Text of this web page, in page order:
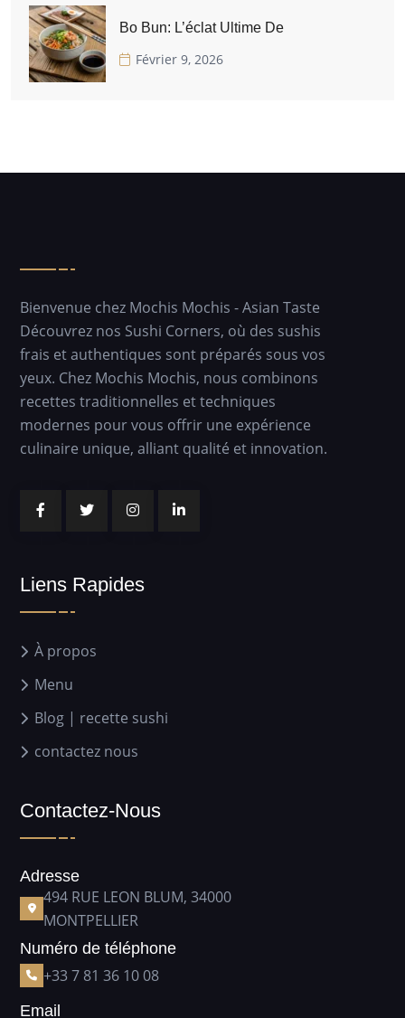
Bo Bun: L’éclat Ultime De
Février 9, 2026
Bienvenue chez Mochis Mochis - Asian Taste
Découvrez nos Sushi Corners, où des sushis
frais et authentiques sont préparés sous vos
yeux. Chez Mochis Mochis, nous combinons
recettes traditionnelles et techniques
modernes pour vous offrir une expérience
culinaire unique, alliant qualité et innovation.
Liens Rapides
À propos
Menu
Blog | recette sushi
contactez nous
Contactez-Nous
Adresse
494 RUE LEON BLUM, 34000
MONTPELLIER
Numéro de téléphone
+33 7 81 36 10 08
Email